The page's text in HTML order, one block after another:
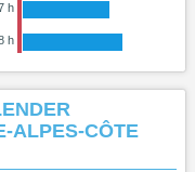
h
h
ALPES-CÔTE